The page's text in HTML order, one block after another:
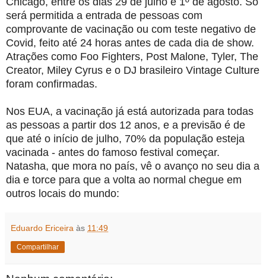
será permitida a entrada de pessoas com
comprovante de vacinação ou com teste negativo de
Covid, feito até 24 horas antes de cada dia de show.
Atrações como Foo Fighters, Post Malone, Tyler, The
Creator, Miley Cyrus e o DJ brasileiro Vintage Culture
foram confirmadas.
Nos EUA, a vacinação já está autorizada para todas
as pessoas a partir dos 12 anos, e a previsão é de
que até o início de julho, 70% da população esteja
vacinada - antes do famoso festival começar.
Natasha, que mora no país, vê o avanço no seu dia a
dia e torce para que a volta ao normal chegue em
outros locais do mundo:
Eduardo Ericeira às 11:49
Compartilhar